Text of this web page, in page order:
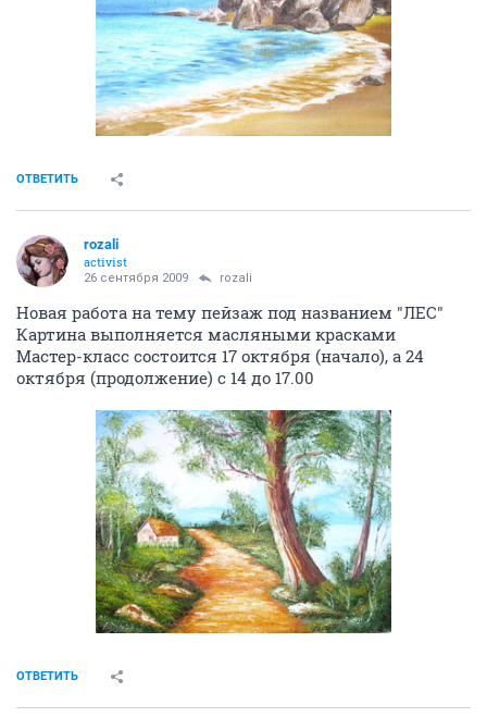
ОТВЕТИТЬ
rozali
activist
26 сентября 2009 rozali
Новая работа на тему пейзаж под названием "ЛЕС"
Картина выполняется масляными красками
Мастер-класс состоится 17 октября (начало), а 24
октября (продолжение) с 14 до 17.00
ОТВЕТИТЬ